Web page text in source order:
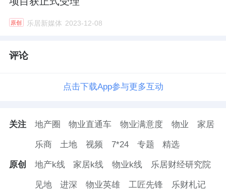
原创 乐居新媒体 2023-12-08
评论
点击下载App参与更多互动
关注 地产圈 物业直通车 物业满意度 物业 家居
乐商 土地 视频 7*24 专题 精选
原创 地产k线 家居k线 物业k线 乐居财经研究院
见地 进深 物业英雄 工匠先锋 乐财札记